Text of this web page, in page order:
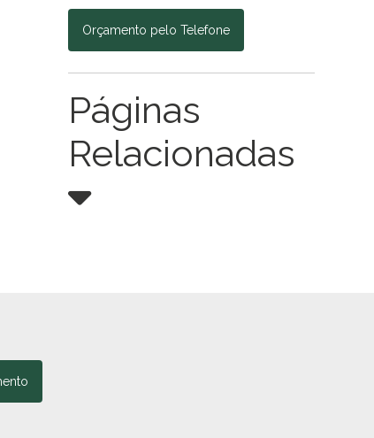
Orçamento pelo Telefone
Páginas
Relacionadas